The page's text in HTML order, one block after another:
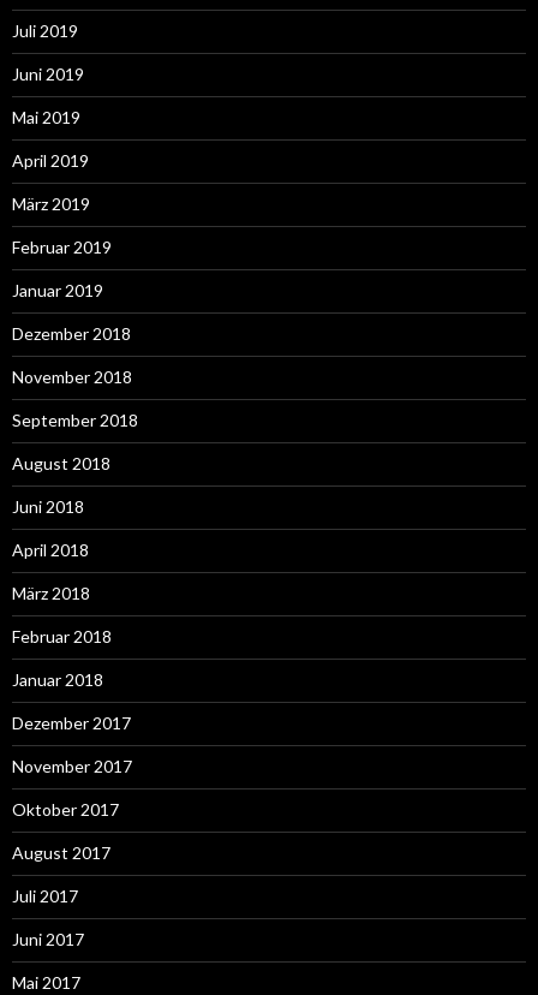
Juli 2019
Juni 2019
Mai 2019
April 2019
März 2019
Februar 2019
Januar 2019
Dezember 2018
November 2018
September 2018
August 2018
Juni 2018
April 2018
März 2018
Februar 2018
Januar 2018
Dezember 2017
November 2017
Oktober 2017
August 2017
Juli 2017
Juni 2017
Mai 2017